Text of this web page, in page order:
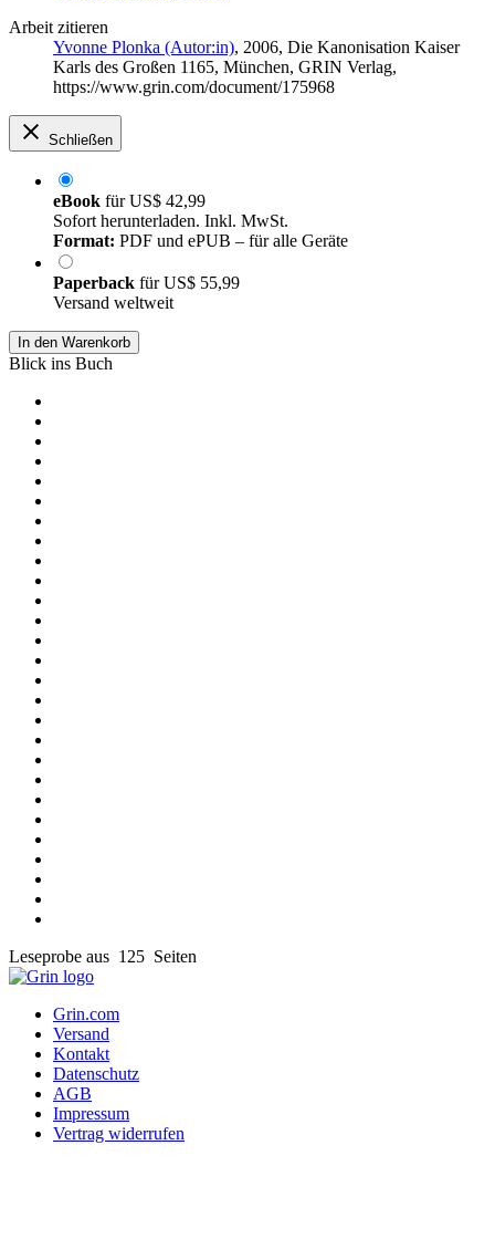
Arbeit zitieren
Yvonne Plonka (Autor:in), 2006, Die Kanonisation Kaiser
Karls des Großen 1165, München, GRIN Verlag,
https://www.grin.com/document/175968
Schließen
eBook fürUS$ 42,99
Sofort herunterladen. Inkl. MwSt.
Format: PDF und ePUB – für alle Geräte
Paperback fürUS$ 55,99
Versand weltweit
In den Warenkorb
Blick ins Buch
Leseprobe aus 125 Seiten
Grin.com
Versand
Kontakt
Datenschutz
AGB
Impressum
Vertrag widerrufen